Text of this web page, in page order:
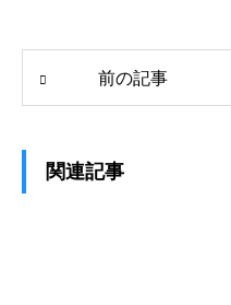
前の記事
関連記事